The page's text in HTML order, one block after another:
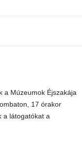
a Múzeumok Éjszakája
17 órakor
a látogatókat a